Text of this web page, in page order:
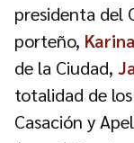
presidenta del
porteño,
de la Ciudad,
totalidad de
Casación y